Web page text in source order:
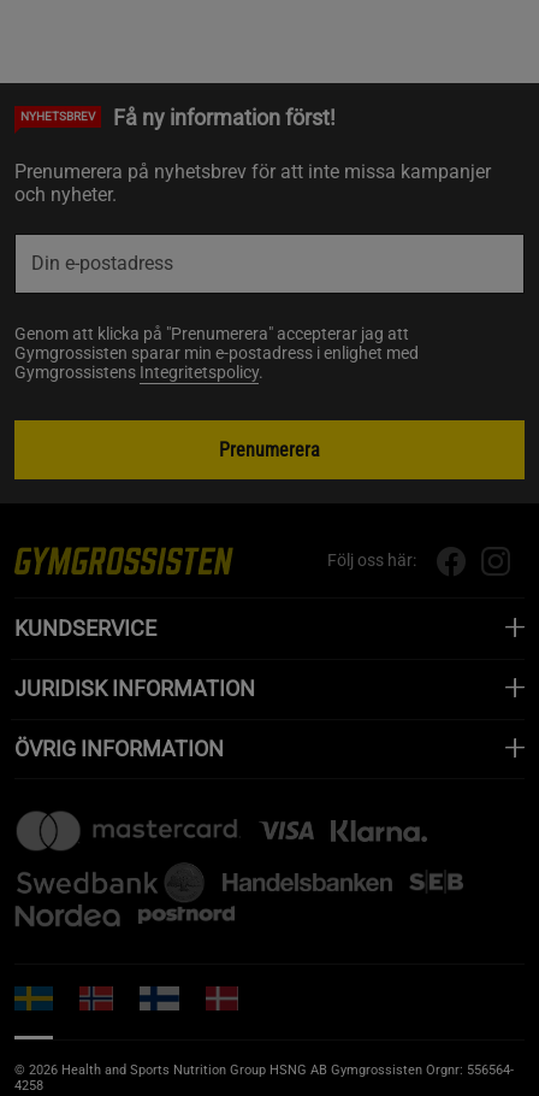
NYHETSBREV Få ny information först!
Prenumerera på nyhetsbrev för att inte missa kampanjer
och nyheter.
Genom att klicka på "Prenumerera" accepterar jag att
Gymgrossisten sparar min e-postadress i enlighet med
Gymgrossistens Integritetspolicy.
Prenumerera
Följ oss här:
KUNDSERVICE
JURIDISK INFORMATION
ÖVRIG INFORMATION
© 2026 Health and Sports Nutrition Group HSNG AB Gymgrossisten Orgnr: 556564-
4258